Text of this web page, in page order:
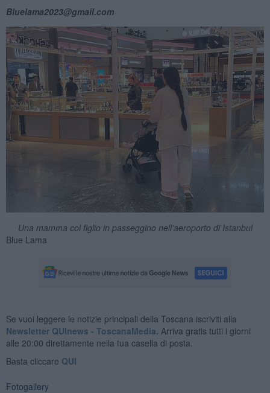
Bluelama2023@gmail.com
Una mamma col figlio in passeggino nell'aeroporto di Istanbul
Blue Lama
Se vuoi leggere le notizie principali della Toscana iscriviti alla
Newsletter QUInews - ToscanaMedia. Arriva gratis tutti i giorni
alle 20:00 direttamente nella tua casella di posta.
Basta cliccare QUI
Fotogallery